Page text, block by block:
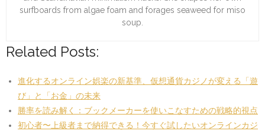
surfboards from algae foam and forages seaweed for miso
soup.
Related Posts:
進化するオンライン娯楽の新基準、仮想通貨カジノが変える「遊
び」と「お金」の未来
勝率を読み解く：ブックメーカーを使いこなすための戦略的視点
初心者〜上級者まで納得できる！今すぐ試したいオンラインカジ